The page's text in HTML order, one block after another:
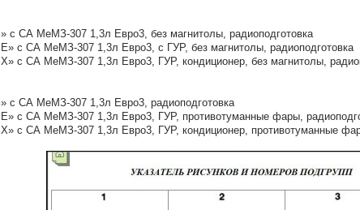
с СА МеМЗ-307 1,3л Евро3, без магнитолы, радиоподготовка
с СА МеМЗ-307 1,3л Евро3, с ГУР, без магнитолы, радиоподготовка
с СА МеМЗ-307 1,3л Евро3, ГУР, кондиционер, без магнитолы,
с СА МеМЗ-307 1,3л Евро3, радиоподготовка
с СА МеМЗ-307 1,3л Евро3, ГУР, противотуманные фары,
с СА МеМЗ-307 1,3л Евро3, ГУР, кондиционер, противотуманные